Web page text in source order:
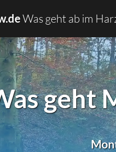
Was geht ab im
geht